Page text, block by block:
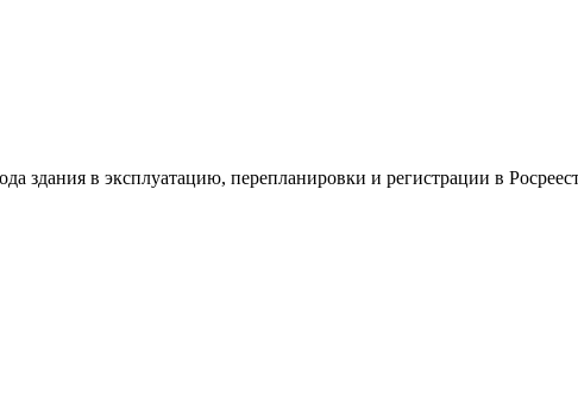
в эксплуатацию, перепланировки и регистрации в